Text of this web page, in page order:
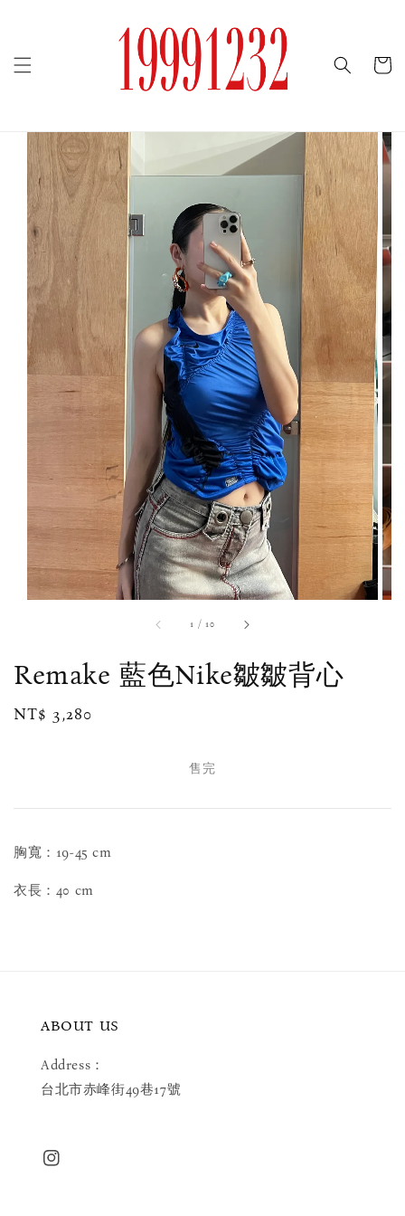
1 / 10
Remake 藍色Nike皺皺背心
Regular
NT$ 3,280
售完
胸寬：19-45 cm
衣長：40 cm
ABOUT US
Address：
台北市赤峰街49巷17號